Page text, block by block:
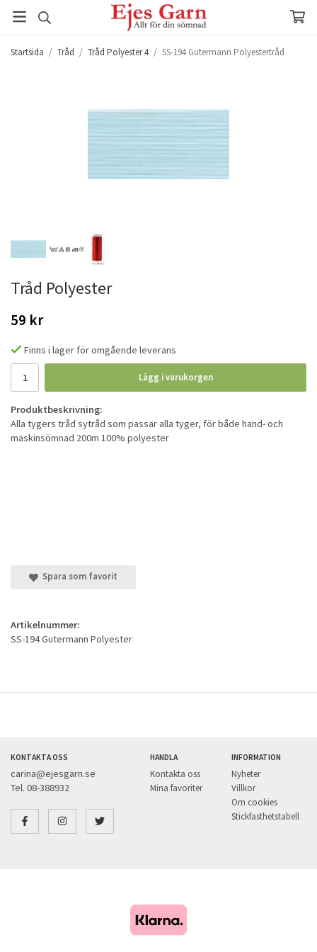
Startsida / Tråd / Tråd Polyester 4 / SS-194 Gutermann Polyestertråd
Tråd Polyester
59 kr
Finns i lager för omgående leverans
Lägg i varukorgen
Produktbeskrivning:
Alla tygers tråd sytråd som passar alla tyger, för både hand- och
maskinsömnad 200m 100% polyester
Spara som favorit
Artikelnummer:
SS-194 Gutermann Polyester
KONTAKTA OSS
carina@ejesgarn.se
Tel. 08-388932
HANDLA
Kontakta oss
Mina favoriter
INFORMATION
Nyheter
Villkor
Om cookies
Stickfasthetstabell